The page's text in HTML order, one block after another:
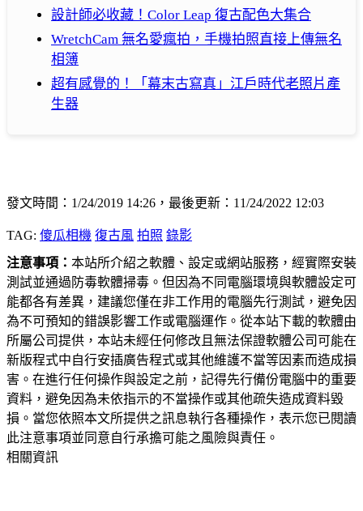
設計師必收藏！Color Leap 復古配色大集合
WretchCam 無名愛瘋拍，手機拍照直接上傳無名
相簿
超有感覺的！「幕末古寫真」江戶時代老照片產
生器
發文時間：1/24/2019 14:26，最後更新：11/24/2022 12:03
TAG: 傻瓜相機 復古風 拍照 錄影
注意事項： 本站所介紹之軟體、設定或網站服務，經實際安裝
測試並通過防毒軟體掃毒。但因為不同電腦環境與軟體設定可
能都各有差異，建議您僅在非工作用的電腦先行測試，避免因
為不可預知的錯誤影響工作或電腦運作。從本站下載的軟體由
所屬公司提供，本站未經任何修改且無法保證軟體公司可能在
新版程式中自行安插廣告程式或其他維護不當等因素而造成損
害。在進行任何操作與設定之前，記得先行備份電腦中的重要
資料，避免因為未依指示的不當操作或其他疏失造成資料毀
損。當您依照本文所提供之訊息執行各種操作，表示您已閱讀
此注意事項並同意自行承擔可能之風險與責任。
相關資訊